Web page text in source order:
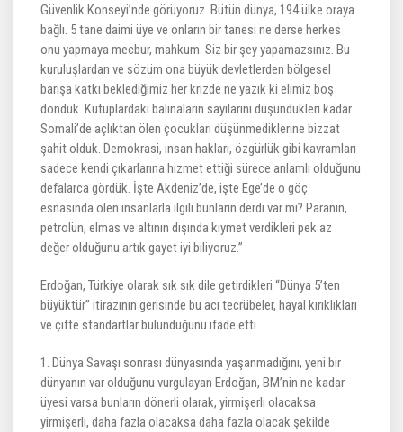
Güvenlik Konseyi’nde görüyoruz. Bütün dünya, 194 ülke oraya
bağlı. 5 tane daimi üye ve onların bir tanesi ne derse herkes
onu yapmaya mecbur, mahkum. Siz bir şey yapamazsınız. Bu
kuruluşlardan ve sözüm ona büyük devletlerden bölgesel
barışa katkı beklediğimiz her krizde ne yazık ki elimiz boş
döndük. Kutuplardaki balinaların sayılarını düşündükleri kadar
Somali’de açlıktan ölen çocukları düşünmediklerine bizzat
şahit olduk. Demokrasi, insan hakları, özgürlük gibi kavramları
sadece kendi çıkarlarına hizmet ettiği sürece anlamlı olduğunu
defalarca gördük. İşte Akdeniz’de, işte Ege’de o göç
esnasında ölen insanlarla ilgili bunların derdi var mı? Paranın,
petrolün, elmas ve altının dışında kıymet verdikleri pek az
değer olduğunu artık gayet iyi biliyoruz.”
Erdoğan, Türkiye olarak sık sık dile getirdikleri “Dünya 5’ten
büyüktür” itirazının gerisinde bu acı tecrübeler, hayal kırıklıkları
ve çifte standartlar bulunduğunu ifade etti.
1. Dünya Savaşı sonrası dünyasında yaşanmadığını, yeni bir
dünyanın var olduğunu vurgulayan Erdoğan, BM’nin ne kadar
üyesi varsa bunların dönerli olarak, yirmişerli olacaksa
yirmişerli, daha fazla olacaksa daha fazla olacak şekilde